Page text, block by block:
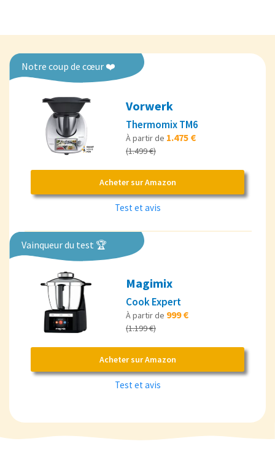
Notre coup de cœur ❤️
Vorwerk
Thermomix TM6
À partir de 1.475 €
(1.499 €)
Acheter sur Amazon
Test et avis
Vainqueur du test 🏆
Magimix
Cook Expert
À partir de 999 €
(1.199 €)
Acheter sur Amazon
Test et avis